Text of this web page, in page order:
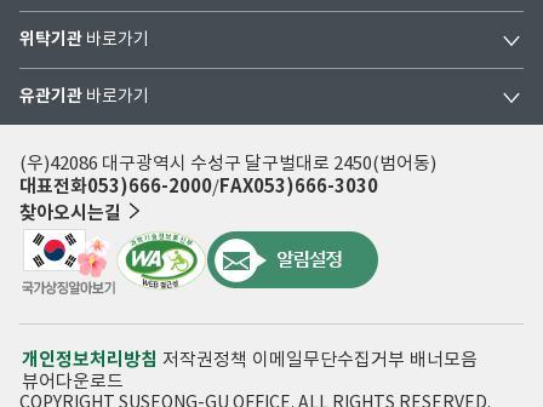
위탁기관 바로가기
유관기관 바로가기
(우)42086 대구광역시 수성구 달구벌대로 2450(범어동)
대표전화053)666-2000 FAX053)666-3030
찾아오시는길
개인정보처리방침 저작권정책 이메일무단수집거부 배너모음
뷰어다운로드